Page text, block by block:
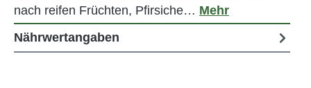
nach reifen Früchten, Pfirsiche… Mehr
Nährwertangaben